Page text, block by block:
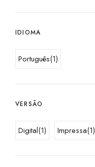
IDIOMA
Português(1)
VERSÃO
Digital(1) Impressa(1)